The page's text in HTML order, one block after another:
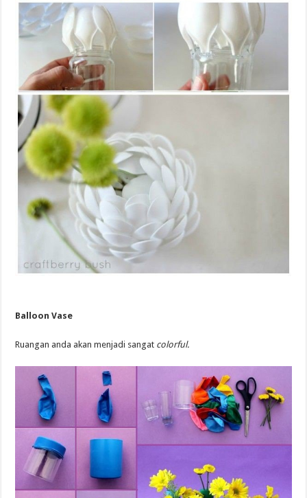
Balloon Vase
Ruangan anda akan menjadi sangat colorful.